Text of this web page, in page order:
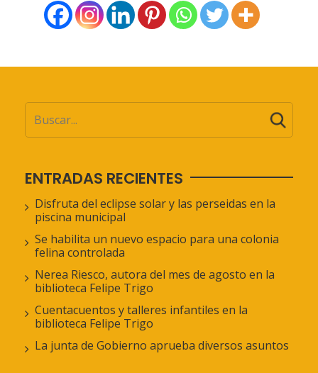
ENTRADAS RECIENTES
Disfruta del eclipse solar y las perseidas en la
piscina municipal
Se habilita un nuevo espacio para una colonia
felina controlada
Nerea Riesco, autora del mes de agosto en la
biblioteca Felipe Trigo
Cuentacuentos y talleres infantiles en la
biblioteca Felipe Trigo
La junta de Gobierno aprueba diversos asuntos